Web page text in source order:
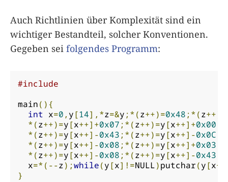
Auch Richtlinien über Komplexität sind ein
wichtiger Bestandteil, solcher Konventionen.
Gegeben sei folgendes Programm:
#include
main(){
int x=0 , y[14],*z=&y ;*(z++)=0x48 ;*(z++)=
*(z++)=y[x++]+0x07 ;*(z++)=y[x++]+0x00
*(z++)=y[x++]-0x43 ;*(z++)=y[x++]-0x0C
*(z++)=y[x++]-0x08 ;*(z++)=y[x++]+0x03
*(z++)=y[x++]-0x08 ;*(z++)=y[x++]-0x43
  x
=*(--z);while(y[x]!=NULL)putchar(y[x
}